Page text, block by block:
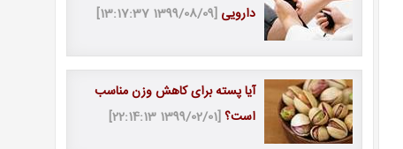
دارویی [1399/08/09 13:17:37]
آیا پسته برای کاهش وزن مناسب
است؟[1399/02/01 22:14:13]